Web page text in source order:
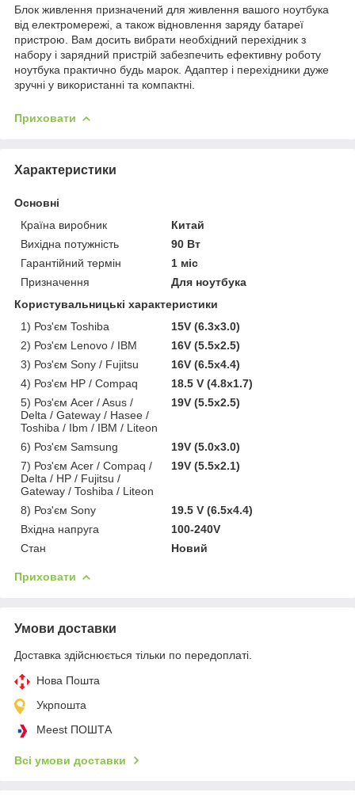
Блок живлення призначений для живлення вашого ноутбука
від електромережі, а також відновлення заряду батареї
пристрою. Вам досить вибрати необхідний перехідник з
набору і зарядний пристрій забезпечить ефективну роботу
ноутбука практично будь марок. Адаптер і перехідники дуже
зручні у використанні та компактні.
Приховати
Характеристики
Основні
Країна виробник
Китай
Вихідна потужність
90 Вт
Гарантійний термін
1 міс
Призначення
Для ноутбука
Користувальницькі характеристики
1) Роз'єм Toshiba
15V (6.3x3.0)
2) Роз'єм Lenovo / IBM
16V (5.5x2.5)
3) Роз'єм Sony / Fujitsu
16V (6.5x4.4)
4) Роз'єм HP / Compaq
18.5 V (4.8x1.7)
5) Роз'єм Acer / Asus /
Delta / Gateway / Hasee /
Toshiba / Ibm / IBM / Liteon
19V (5.5x2.5)
6) Роз'єм Samsung
19V (5.0x3.0)
7) Роз'єм Acer / Compaq /
Delta / HP / Fujitsu /
Gateway / Toshiba / Liteon
19V (5.5x2.1)
8) Роз'єм Sony
19.5 V (6.5x4.4)
Вхідна напруга
100-240V
Стан
Новий
Приховати
Умови доставки
Доставка здійснюється тільки по передоплаті.
Нова Пошта
Укрпошта
Meest ПОШТА
Всі умови доставки